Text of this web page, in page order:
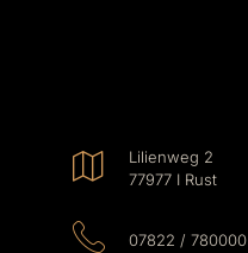
Lilienweg 2
77977 I Rust
07822 / 780000